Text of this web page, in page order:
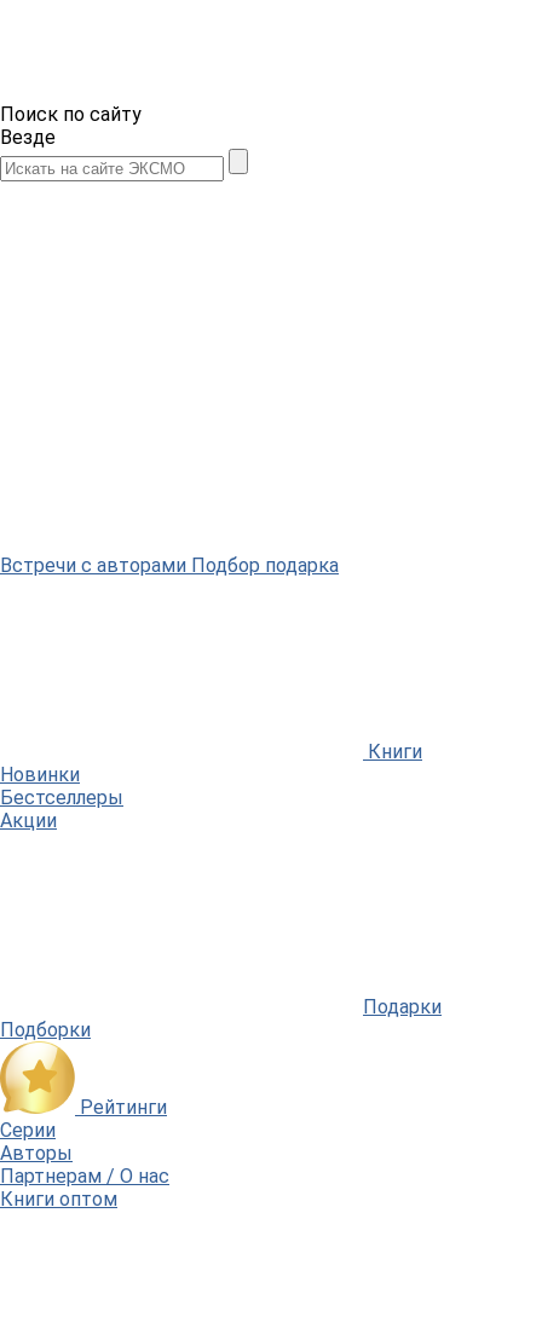
Поиск по сайту
Везде
Встречи с авторами Подбор подарка
Книги
Новинки
Бестселлеры
Акции
Подарки
Подборки
Рейтинги
Серии
Авторы
Партнерам / О нас
Книги оптом